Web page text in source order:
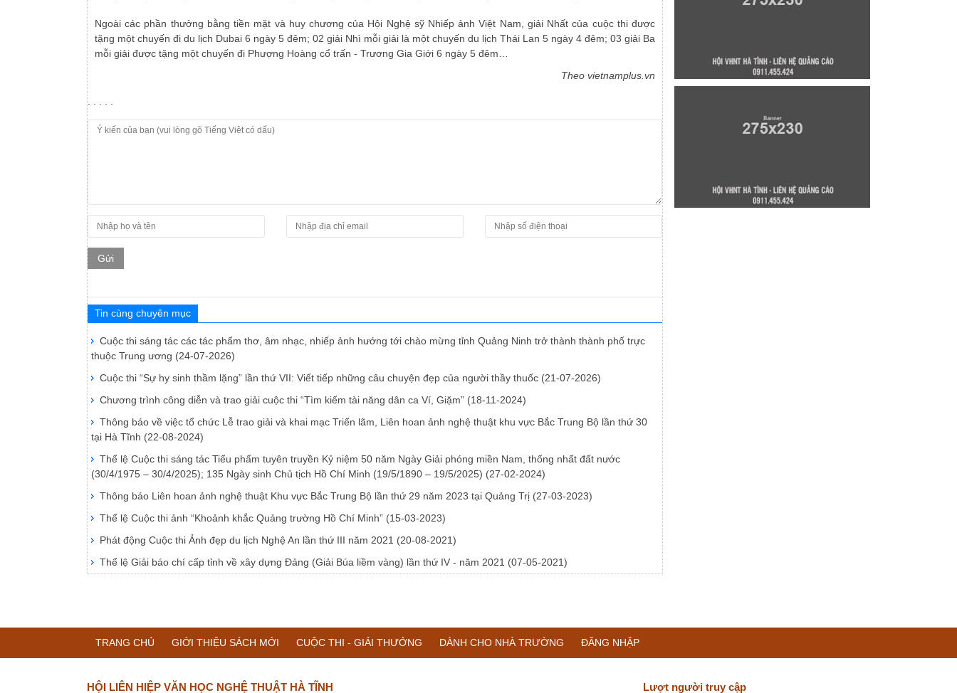
Ngoài các phần thưởng bằng tiền mặt và huy chương của Hội Nghệ sỹ Nhiếp ảnh Việt Nam, giải Nhất của cuộc thi được
tặng một chuyến đi du lịch Dubai 6 ngày 5 đêm; 02 giải Nhì mỗi giải là một chuyến du lịch Thái Lan 5 ngày 4 đêm; 03 giải Ba
mỗi giải được tặng một chuyến đi Phượng Hoàng cổ trấn - Trương Gia Giới 6 ngày 5 đêm…
Theo vietnamplus.vn
Gửi
Tin cùng chuyên mục
Cuộc thi sáng tác các tác phẩm thơ, âm nhạc, nhiếp ảnh hướng tới chào mừng tỉnh Quảng Ninh trở thành thành phố trực
thuộc Trung ương (24-07-2026)
Cuộc thi “Sự hy sinh thầm lặng” lần thứ VII: Viết tiếp những câu chuyện đẹp của người thầy thuốc (21-07-2026)
Chương trình công diễn và trao giải cuộc thi “Tìm kiếm tài năng dân ca Ví, Giặm” (18-11-2024)
Thông báo về việc tổ chức Lễ trao giải và khai mạc Triển lãm, Liên hoan ảnh nghệ thuật khu vực Bắc Trung Bộ lần thứ 30
tại Hà Tĩnh (22-08-2024)
Thể lệ Cuộc thi sáng tác Tiểu phẩm tuyên truyền Kỷ niệm 50 năm Ngày Giải phóng miền Nam, thống nhất đất nước
(30/4/1975 – 30/4/2025); 135 Ngày sinh Chủ tịch Hồ Chí Minh (19/5/1890 – 19/5/2025) (27-02-2024)
Thông báo Liên hoan ảnh nghệ thuật Khu vực Bắc Trung Bộ lần thứ 29 năm 2023 tại Quảng Trị (27-03-2023)
Thể lệ Cuộc thi ảnh “Khoảnh khắc Quảng trường Hồ Chí Minh” (15-03-2023)
Phát động Cuộc thi Ảnh đẹp du lịch Nghệ An lần thứ III năm 2021 (20-08-2021)
Thể lệ Giải báo chí cấp tỉnh về xây dựng Đảng (Giải Búa liềm vàng) lần thứ IV - năm 2021 (07-05-2021)
TRANG CHỦ GIỚI THIỆU SÁCH MỚI CUỘC THI - GIẢI THƯỞNG DÀNH CHO NHÀ TRƯỜNG ĐĂNG NHẬP
HỘI LIÊN HIỆP VĂN HỌC NGHỆ THUẬT HÀ TĨNH Lượt người truy cập